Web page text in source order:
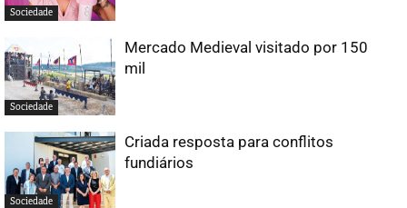
Sociedade
Sociedade
Mercado Medieval visitado por 150
mil
Sociedade
Criada resposta para conflitos
fundiários